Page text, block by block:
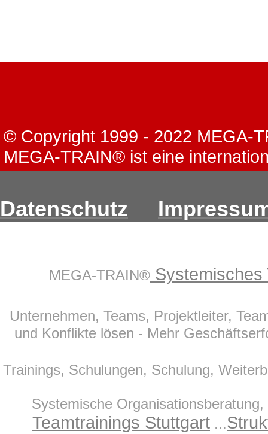
© Copyright 1999 - 2022 MEGA-
MEGA-TRAIN® ist eine
Datenschutz
MEGA-TRAIN®Systemisches
Unternehmen, Teams, Projektleiter,
und Konflikte lösen - Mehr
Trainings, Schulungen, Schulung,
Systemische
Teamtrainings Stuttgart ...